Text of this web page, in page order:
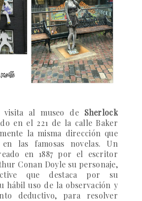
visita al museo de Sherlock
en el 221 de la calle Baker
la misma dirección que
en las famosas novelas. Un
en 1887 por el escritor
Conan Doyle su personaje,
que destaca por su
hábil uso de la observación y
deductivo, para resolver